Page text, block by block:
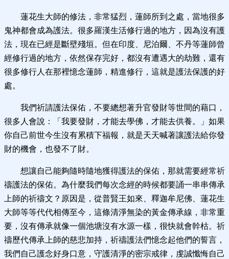
蓮花生大師的修法，非常猛烈，蓮師所到之處，當地很多
鬼神都會成為護法。很多羅漢生活修行過的地方，因為沒有護
法，現在已經是斷壁殘垣。但在印度、尼泊爾、不丹等蓮師曾
經修行過的地方，依然保存完好，都沒有遭遇大的劫難，還有
很多修行人在那裡憶念蓮師，精進修行，這就是護法保護的好
處。
我們祈請護法保佑，不要總想著升官發財等世間的藉口，
很多人會說：「我要發財，才能去學佛，才能去供養。」如果
你自己前世今生沒有累積下福報，就是天天喊著讓護法給你發
財的機會，也發不了財。
想讓自己能夠隨時隨地獲得護法的保佑，那就需要經常祈
禱護法的保佑。為什麼我們每次念經的時候都要誦一串串傳承
上師的祈禱文？原因是，從普賢王如來、釋迦牟尼佛、蓮花生
大師等等代代相傳至今，這條清淨無染的黃金傳承線，非常重
要，沒有傳承就像一個池塘沒有水源一樣，很快就會幹枯。祈
禱歷代傳承上師的慈悲加持，祈禱護法們憶念起他們的誓言，
我們自己護念好身口意，守護清淨的密宗戒律，虔誠懺悔自己